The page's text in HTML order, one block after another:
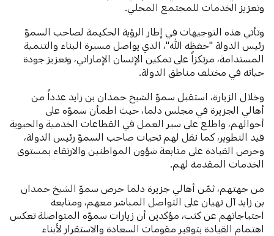
وتعزيز الخدمات للمجتمع المحلي.
وتأتي هذه التوجيهات في إطار الرؤية الحكيمة لصاحب السموّ
رئيس الدولة "حفظه الله"، الذي يواصل مسيرة البناء والتنمية
المستدامة، مرتكزاً على تمكين الإنسان الإماراتي، وتعزيز جودة
حياته في مختلف مناطق الدولة.
وخلال الزيارة، استقبل سموّ الشيخ حمدان بن زايد عدداً من
أهالي الجزيرة في مجلس دلما، حيث اطمأن سموّه على
أحوالهم، واطلع على سير العمل في القطاعات الخدمية والحيوية
قيد التطوير، كما نقل لهم تحيات صاحب السموّ رئيس الدولة،
وحرص القيادة على متابعة شؤون المواطنين والارتقاء بمستوى
الخدمات المقدمة لهم.
من جهتهم، ثمّن أهالي جزيرة دلما حرص سموّ الشيخ حمدان
بن زايد آل نهيان على التواصل المباشر معهم، ومتابعة
احتياجاتهم عن كثب، مؤكدين أن زيارات سموّه المتواصلة تعكس
اهتمام القيادة بتوفير مقومات السعادة والاستقرار لأبناء